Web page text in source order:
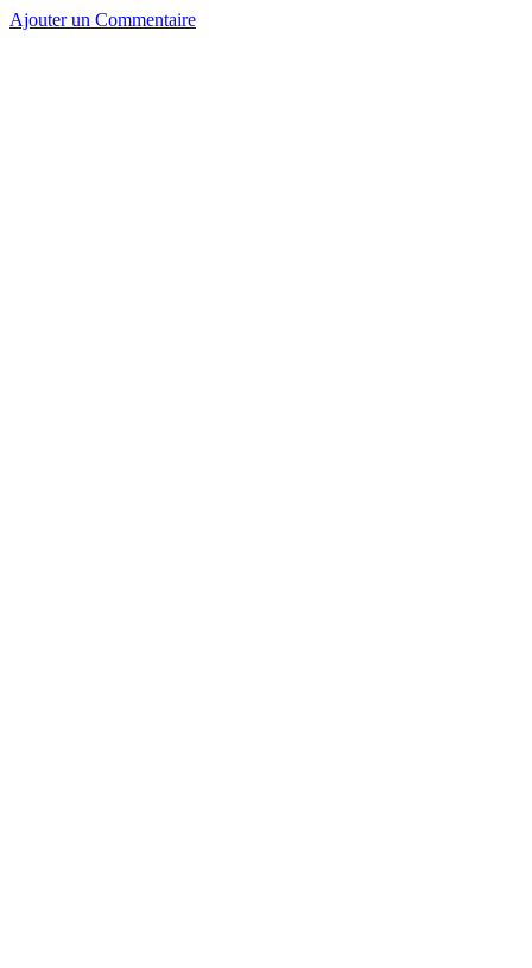
Ajouter un Commentaire